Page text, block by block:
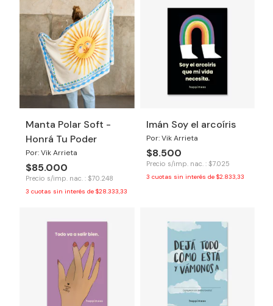
Manta Polar Soft -
Honrá Tu Poder
Por: Vik Arrieta
$85.000
Precio s/imp. nac. : $70.248
3 cuotas sin interés de $28.333,33
Imán Soy el arcoíris
Por: Vik Arrieta
$8.500
Precio s/imp. nac. : $7.025
3 cuotas sin interés de $2.833,33